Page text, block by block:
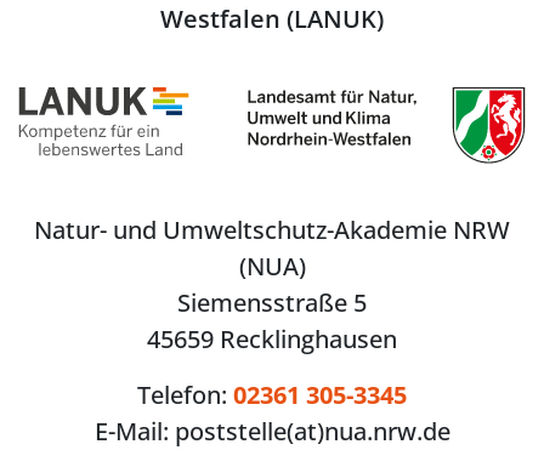
Westfalen (LANUK)
Natur- und Umweltschutz-Akademie NRW
(NUA)
Siemensstraße 5
45659 Recklinghausen
Telefon: 02361 305-3345
E-Mail: poststelle(at)nua.nrw.de